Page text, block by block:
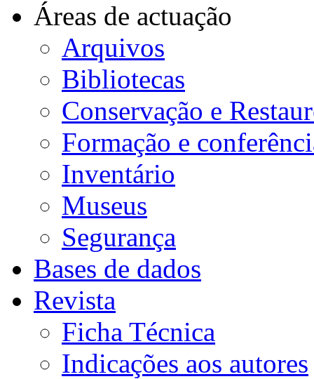
Áreas de actuação
Arquivos
Bibliotecas
Conservação e
Formação e
Inventário
Museus
Segurança
Bases de dados
Revista
Ficha Técnica
Indicações aos autores